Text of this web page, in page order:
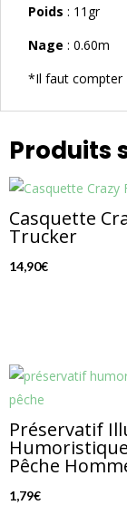
Poids : 11gr
Nage : 0.60m
*Il faut compter
Produits
Casquette
Trucker
14,90€
Préservatif
Pêche
1,79€